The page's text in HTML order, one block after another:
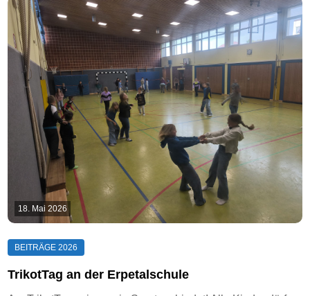
18. Mai 2026
TrikotTag an der Erpetalschule